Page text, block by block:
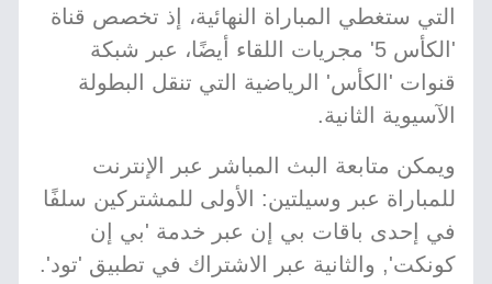
التي ستغطي المباراة النهائية، إذ تخصص قناة
'الكأس 5' مجريات اللقاء أيضًا، عبر شبكة
قنوات 'الكأس' الرياضية التي تنقل البطولة
الآسيوية الثانية.
ويمكن متابعة البث المباشر عبر الإنترنت
للمباراة عبر وسيلتين: الأولى للمشتركين سلفًا
في إحدى باقات بي إن عبر خدمة 'بي إن
كونكت', والثانية عبر الاشتراك في تطبيق 'تود'.